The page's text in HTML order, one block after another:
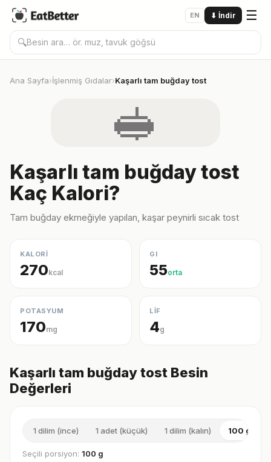
EN ⬇ İndir ☰
🔍
Ana Sayfa›İşlenmiş Gıdalar›Kaşarlı tam buğday tost
🥪
Kaşarlı tam buğday tost
Kaç Kalori?
Tam buğday ekmeğiyle yapılan, kaşar peynirli sıcak tost
KALORİ
270kcal
GI
55orta
POTASYUM
170mg
LİF
4g
Kaşarlı tam buğday tost Besin
Değerleri
1 dilim (ince) 1 adet (küçük) 1 dilim (kalın) 100 g
Seçili porsiyon: 100 g